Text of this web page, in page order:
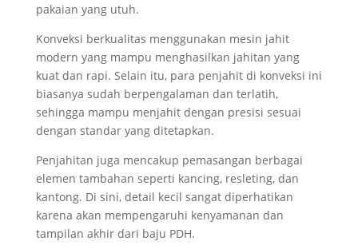
pakaian yang utuh.
Konveksi berkualitas menggunakan mesin jahit
modern yang mampu menghasilkan jahitan yang
kuat dan rapi. Selain itu, para penjahit di konveksi ini
biasanya sudah berpengalaman dan terlatih,
sehingga mampu menjahit dengan presisi sesuai
dengan standar yang ditetapkan.
Penjahitan juga mencakup pemasangan berbagai
elemen tambahan seperti kancing, resleting, dan
kantong. Di sini, detail kecil sangat diperhatikan
karena akan mempengaruhi kenyamanan dan
tampilan akhir dari baju PDH.